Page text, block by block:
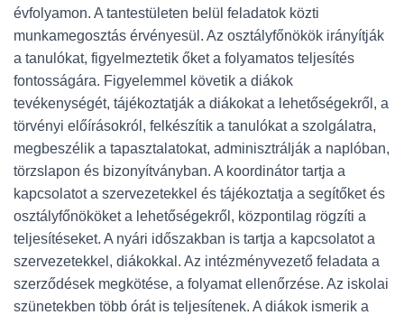
évfolyamon. A tantestületen belül feladatok közti
munkamegosztás érvényesül. Az osztályfőnökök irányítják
a tanulókat, figyelmeztetik őket a folyamatos teljesítés
fontosságára. Figyelemmel követik a diákok
tevékenységét, tájékoztatják a diákokat a lehetőségekről, a
törvényi előírásokról, felkészítik a tanulókat a szolgálatra,
megbeszélik a tapasztalatokat, adminisztrálják a naplóban,
törzslapon és bizonyítványban. A koordinátor tartja a
kapcsolatot a szervezetekkel és tájékoztatja a segítőket és
osztályfőnököket a lehetőségekről, központilag rögzíti a
teljesítéseket. A nyári időszakban is tartja a kapcsolatot a
szervezetekkel, diákokkal. Az intézményvezető feladata a
szerződések megkötése, a folyamat ellenőrzése. Az iskolai
szünetekben több órát is teljesítenek. A diákok ismerik a